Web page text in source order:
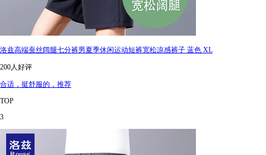
洛兹高端蚕丝阔腿七分裤男夏季休闲运动短裤宽松凉感裤子 蓝色 XL
200人好评
合适，挺舒服的，推荐
TOP
3